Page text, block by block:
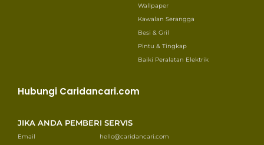
Wallpaper
Kawalan Serangga
Besi & Gril
Pintu & Tingkap
Baiki Peralatan Elektrik
Hubungi Caridancari.com
JIKA ANDA PEMBERI SERVIS
Email hello@caridancari.com